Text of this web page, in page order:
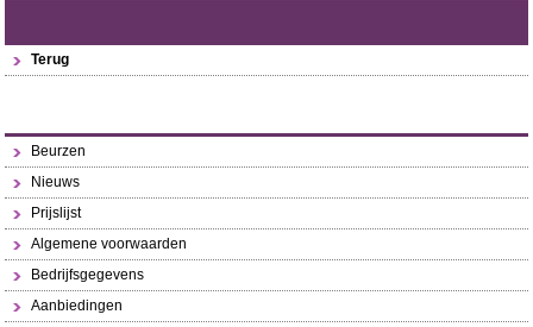
Terug
Beurzen
Nieuws
Prijslijst
Algemene voorwaarden
Bedrijfsgegevens
Aanbiedingen